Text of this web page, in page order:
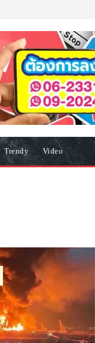
Trendy Video